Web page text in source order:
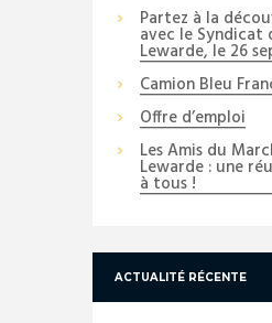
Partez à la
avec le Syndicat
Lewarde, le 26
Camion Bleu
Offre d’emploi
Les Amis du
Lewarde : une
à tous !
ACTUALITÉ RÉCENTE